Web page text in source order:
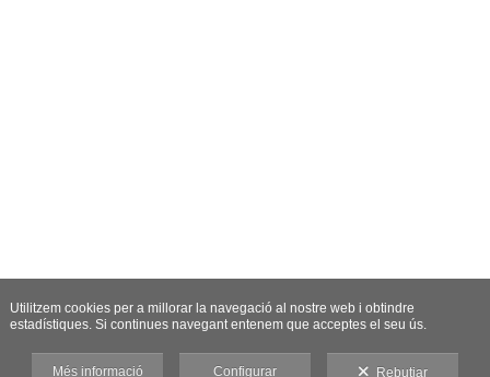
Utilitzem cookies per a millorar la navegació al nostre web i obtindre
estadístiques. Si continues navegant entenem que acceptes el seu ús.
Més informació Configurar Rebutjar